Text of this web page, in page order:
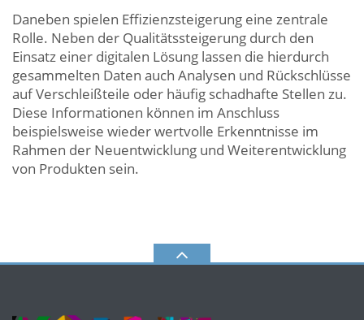
Daneben spielen Effizienzsteigerung eine zentrale
Rolle. Neben der Qualitätssteigerung durch den
Einsatz einer digitalen Lösung lassen die hierdurch
gesammelten Daten auch Analysen und Rückschlüsse
auf Verschleißteile oder häufig schadhafte Stellen zu.
Diese Informationen können im Anschluss
beispielsweise wieder wertvolle Erkenntnisse im
Rahmen der Neuentwicklung und Weiterentwicklung
von Produkten sein.